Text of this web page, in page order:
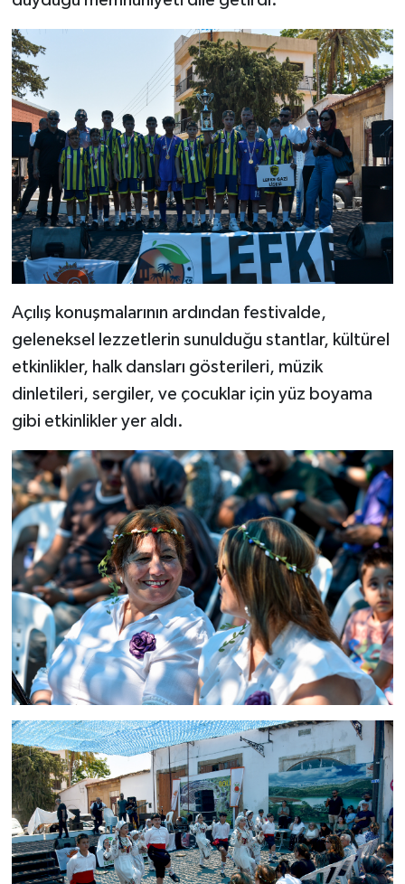
Açılış konuşmalarının ardından festivalde,
geleneksel lezzetlerin sunulduğu stantlar, kültürel
etkinlikler, halk dansları gösterileri, müzik
dinletileri, sergiler, ve çocuklar için yüz boyama
gibi etkinlikler yer aldı.